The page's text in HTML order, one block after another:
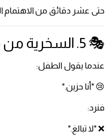
حتى عشر دقائق من الاهتمام
🎭 5. السخرية من مشاعره
عندما يقول الطفل:
😢 "أنا حزين."
فنرد:
❌ "لا تبالغ."